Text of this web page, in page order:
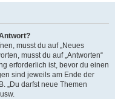
musst du auf „Neues
musst du auf „Antworten“
erforderlich ist, bevor du einen
sind jeweils am Ende der
„Du darfst neue Themen